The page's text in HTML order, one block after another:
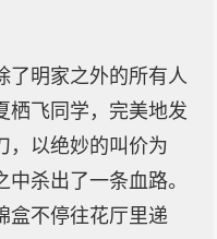
了明家之外的所有人
栖飞同学，完美地发
，以绝妙的叫价为
杀出了一条血路。
盒不停往花厅里递